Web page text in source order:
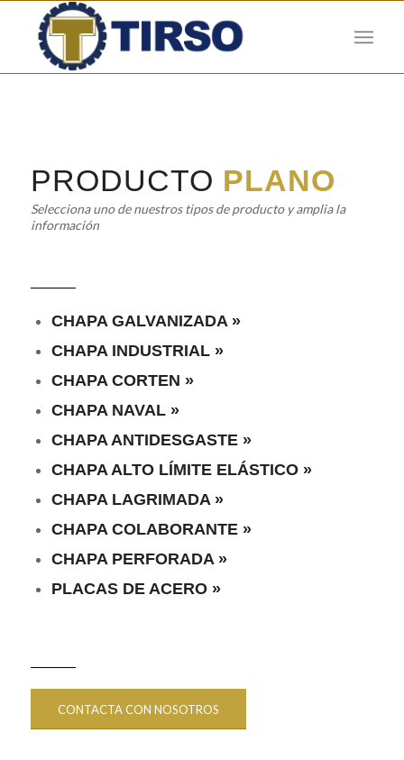
PRODUCTO PLANO
Selecciona uno de nuestros tipos de producto y amplia la
información
CHAPA GALVANIZADA »
CHAPA INDUSTRIAL »
CHAPA CORTEN »
CHAPA NAVAL »
CHAPA ANTIDESGASTE »
CHAPA ALTO LÍMITE ELÁSTICO »
CHAPA LAGRIMADA »
CHAPA COLABORANTE »
CHAPA PERFORADA »
PLACAS DE ACERO »
CONTACTA CON NOSOTROS